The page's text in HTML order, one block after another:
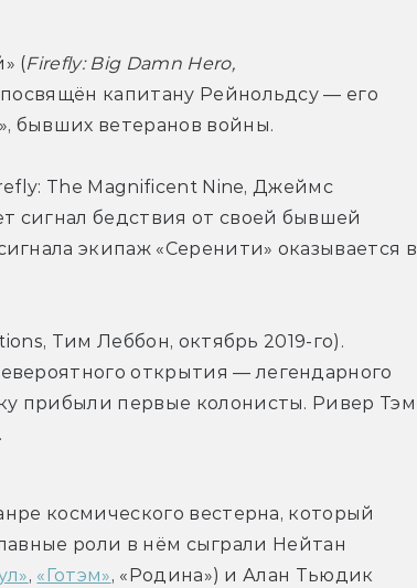
(Firefly: Big Damn Hero,
капитану Рейнольдсу — его
бывших ветеранов войны.
The Magnificent Nine, Джеймс
сигнал бедствия от своей бывшей
экипаж «Серенити» оказывается в
Тим Леббон, октябрь 2019-го).
открытия — легендарного
прибыли первые колонисты. Ривер Тэм
космического вестерна, который
роли в нём сыграли Нейтан
, «Готэм», «Родина») и Алан Тьюдик